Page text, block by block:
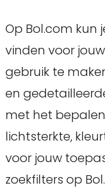
Op Bol.com kun
vinden voor
gebruik te
en
met het
lichtsterkte,
voor jouw
zoekfilters op